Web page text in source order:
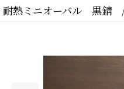
耐熱ミニオーバル 黒錆